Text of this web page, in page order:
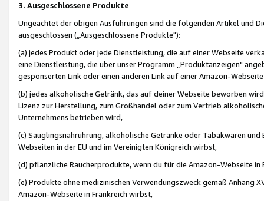
3. Ausgeschlossene Produkte
Ungeachtet der obigen Ausführungen sind die folgenden Artikel und
ausgeschlossen („Ausgeschlossene Produkte"):
(a) jedes Produkt oder jede Dienstleistung, die auf einer Webseite
eine Dienstleistung, die über unser Programm „Produktanzeigen"
gesponserten Link oder einen anderen Link auf einer Amazon-
(b) jedes alkoholische Getränk, das auf deiner Webseite beworben
Lizenz zur Herstellung, zum Großhandel oder zum Vertrieb
Unternehmens betrieben wird,
(c) Säuglingsnahruhrung, alkoholische Getränke oder Tabakwaren
Webseiten in der EU und im Vereinigten Königreich wirbst,
(d) pflanzliche Raucherprodukte, wenn du für die Amazon-Webseite in
(e) Produkte ohne medizinischen Verwendungszweck gemäß Anhang
Amazon-Webseite in Frankreich wirbst,